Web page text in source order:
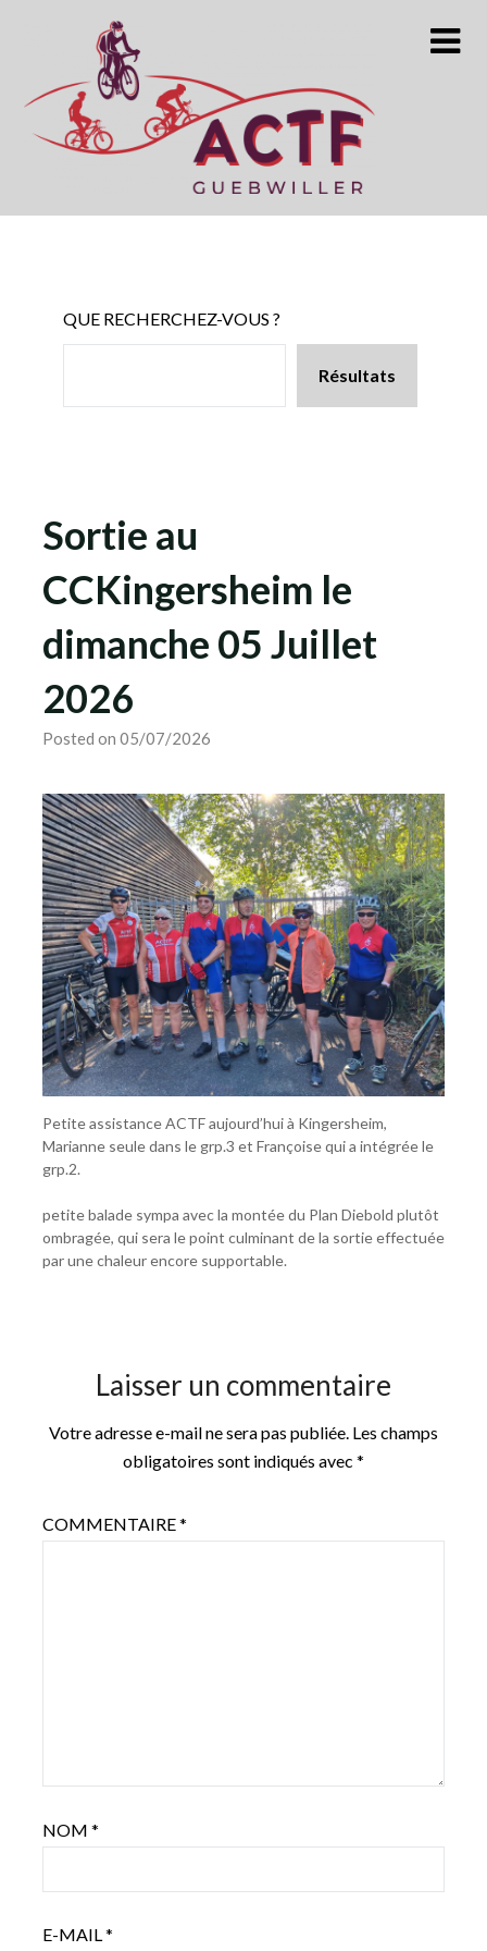
QUE RECHERCHEZ-VOUS ?
Résultats
Sortie au
CCKingersheim le
dimanche 05 Juillet
2026
Posted on 05/07/2026
Petite assistance ACTF aujourd’hui à Kingersheim,
Marianne seule dans le grp.3 et Françoise qui a intégrée le
grp.2.
petite balade sympa avec la montée du Plan Diebold plutôt
ombragée, qui sera le point culminant de la sortie effectuée
par une chaleur encore supportable.
Laisser un commentaire
Votre adresse e-mail ne sera pas publiée. Les champs
obligatoires sont indiqués avec *
COMMENTAIRE*
NOM *
E-MAIL*